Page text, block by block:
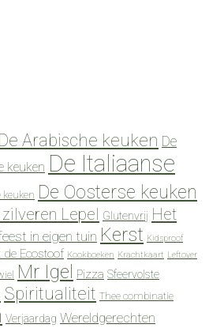
De Arabische keuken De
keuken De Italiaanse
keuken De Oosterse keuken
zilveren Lepel Glutenvrij Het
in eigen tuin Kerst Kidsproof
de Ecostoof Kookboeken Krachtkaart Leftover
Mr Igel Pizza Sfeervolste
Spiritualiteit Thee combinatie
Verjaardag Wereldgerechten